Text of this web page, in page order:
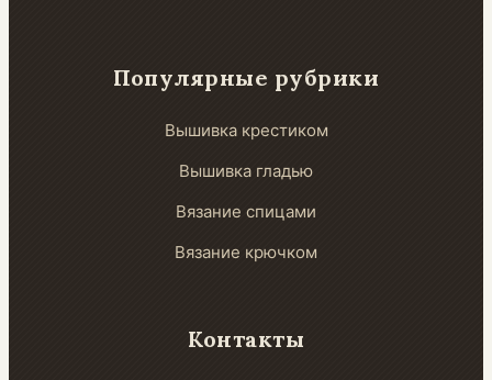
Популярные рубрики
Вышивка крестиком
Вышивка гладью
Вязание спицами
Вязание крючком
Контакты